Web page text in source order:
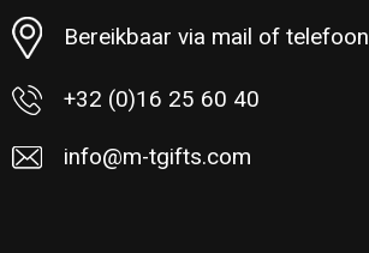
Bereikbaar via mail of telefoon
+32 (0)16 25 60 40
info@m-tgifts.com